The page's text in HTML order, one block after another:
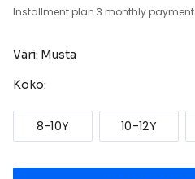
Installment plan 3 monthly
Väri: Musta
Koko:
8-10Y 10-12Y